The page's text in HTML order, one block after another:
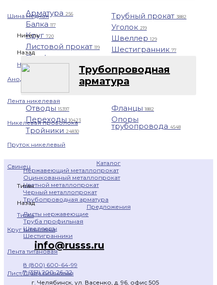
Шина медная
Никель
Назад
Никель
Анод никелевый
Лента никелевая
Никелевая проволока
Пруток никелевый
Свинец
Титан
Назад
Титан
Круг титановый
Лента титановая
Лист/Плита титановая
Арматура 256
Балка117
Круг 720
Листовой прокат119
Профнастил
Трубный прокат 3882
Уголок 219
Швеллер129
Шестигранник 77
Трубопроводная
арматура
Отводы15397
Переходы10423
Тройники 24830
Фланцы1882
Опоры
трубопровода 4548
Каталог
Нержавеющий металлопрокат
Оцинкованный металлопрокат
Цветной металлопрокат
Черный металлопрокат
Трубопроводная арматура
Предложения
Листы нержавеющие
Труба профильная
Швеллеры
Шестигранники
info@russs.ru
8 (800) 600-64-99
7 (351) 200-26-22
г. Челябинск, ул. Васенко, д. 96, офис 505